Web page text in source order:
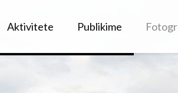
Aktivitete Publikime